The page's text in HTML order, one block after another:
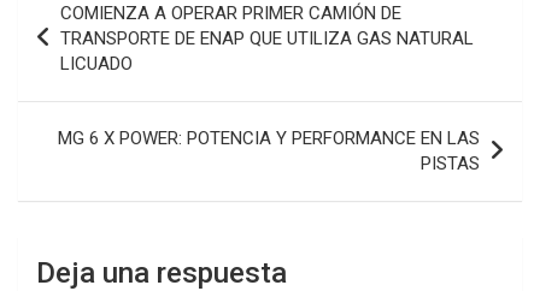
de
entradas
COMIENZA A OPERAR PRIMER CAMIÓN DE
TRANSPORTE DE ENAP QUE UTILIZA GAS NATURAL
LICUADO
MG 6 X POWER: POTENCIA Y PERFORMANCE EN LAS
PISTAS
Deja una respuesta